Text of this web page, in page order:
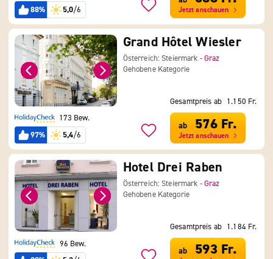
88%
5,0/6 Jetzt anschauen
Grand Hôtel Wiesler
Österreich: Steiermark -Graz
Gehobene Kategorie
173 Bew.
97%
5,4/6
Gesamtpreis ab 1.150 Fr.
ab 576 Fr.
Jetzt anschauen
Hotel Drei Raben
Österreich: Steiermark -Graz
Gehobene Kategorie
96 Bew.
Gesamtpreis ab 1.184 Fr.
ab 593 Fr.